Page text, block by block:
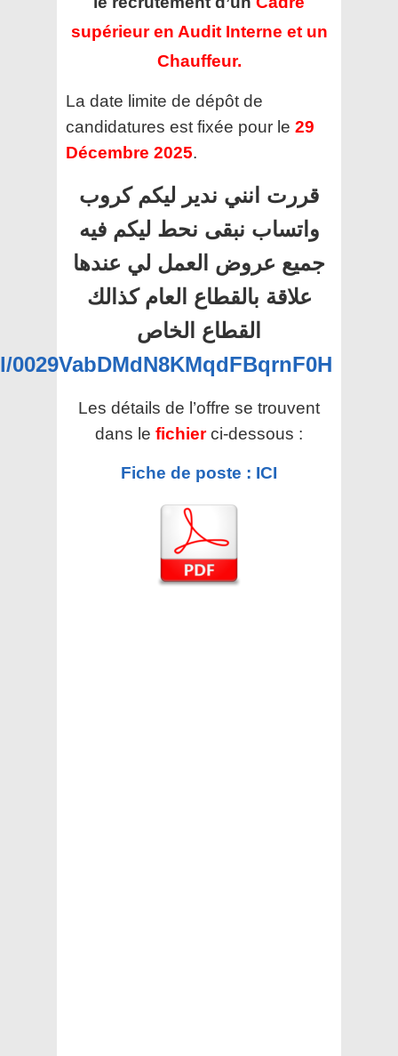
supérieur en Audit Interne et un
Chauffeur.
La date limite de dépôt de
candidatures est fixée pour le 29
Décembre 2025.
قررت انني ندير ليكم كروب
واتساب نبقى نحط ليكم فيه
جميع عروض العمل لي عندها
علاقة بالقطاع العام كذالك
القطاع الخاص
Les détails de l’offre se trouvent
dans le fichier ci-dessous :
Fiche de poste : ICI